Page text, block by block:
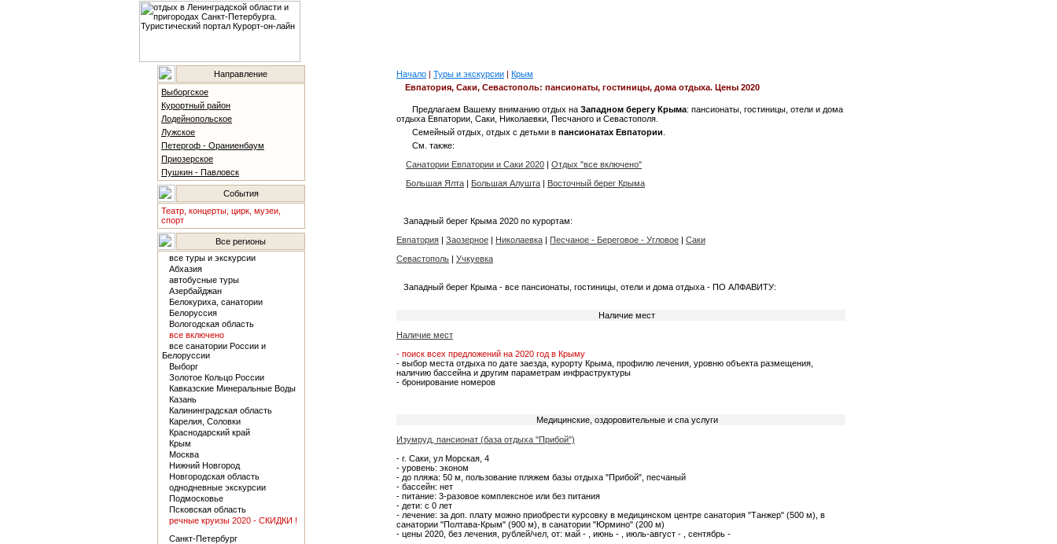
Направление
Выборгское
Курортный район
Лодейнопольское
Лужское
Петергоф - Ораниенбаум
Приозерское
Пушкин - Павловск
События
Театр, концерты, цирк, музеи,
спорт
Все регионы
все туры и экскурсии
Абхазия
автобусные туры
Азербайджан
Белокуриха, санатории
Белоруссия
Вологодская область
все включено
все санатории России и
Белоруссии
Выборг
Золотое Кольцо России
Кавказские Минеральные Воды
Казань
Калининградская область
Карелия, Соловки
Краснодарский край
Крым
Москва
Нижний Новгород
Новгородская область
однодневные экскурсии
Подмосковье
Псковская область
речные круизы 2020 - СКИДКИ !
Санкт-Петербург
Начало | Туры и экскурсии | Крым
Евпатория, Саки, Севастополь: пансионаты, гостиницы, дома отдыха. Цены 2020
Предлагаем Вашему вниманию отдых на Западном берегу Крыма: пансионаты, гостиницы, отели и дома
отдыха Евпатории, Саки, Николаевки, Песчаного и Севастополя.
Семейный отдых, отдых с детьми в пансионатах Евпатории
Cм. также:
Санатории Евпатории и Саки 2020 | Отдых "все включено"
Большая Ялта | Большая Алушта | Восточный берег Крыма
Западный берег Крыма 2020 по курортам:
Евпатория | Заозерное | Николаевка | Песчаное - Береговое - Угловое | Саки
Севастополь | Учкуевка
Западный берег Крыма - все пансионаты, гостиницы, отели и дома отдыха - ПО АЛФАВИТУ:
Наличие мест
Наличие мест
- поиск всех предложений на 2020 год в Крыму
- выбор места отдыха по дате заезда, курорту Крыма, профилю лечения, уровню объекта размещения,
наличию бассейна и другим параметрам инфраструктуры
- бронирование номеров
Медицинские, оздоровительные и спа услуги
Изумруд, пансионат (база отдыха "Прибой")
- г. Саки, ул Морская, 4
- уровень: эконом
- до пляжа: 50 м, пользование пляжем базы отдыха "Прибой", песчаный
- бассейн: нет
- питание: 3-разовое комплексное или без питания
- дети: с 0 лет
- лечение: за доп. плату можно приобрести курсовку в медицинском центре санатория "Танжер" (500 м), в
санатории "Полтава-Крым" (900 м), в санатории "Юрмино" (200 м)
- цены 2020, без лечения, рублей/чел, от: май - , июнь - , июль-август - , сентябрь -